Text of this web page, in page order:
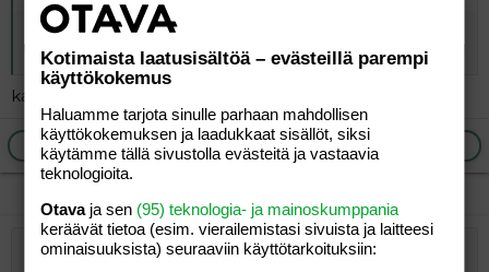
muakin kiinnostaa samainen tuote....aiotko kokeilla?
paljos olis tiputettavaa. mulla ois 20kg.
kaipa sitä täytyy kokeilla onko tehoa! =)
Ilmoita asiaton viesti
Lihavoitu
Kursivoitu
Laajennettuun editoriin…
Lista
Järjestetty lista
Laajennettuun editoriin…
Lisää hyperlinkki
Lisää kuva
HymiötLaajennettuun
Kumoa
Kotimaista laatusisältöä – evästeillä parempi
käyttökokemus
Haluamme tarjota sinulle parhaan mahdollisen
käyttökokemuksen ja laadukkaat sisällöt, siksi
käytämme tällä sivustolla evästeitä ja vastaavia
teknologioita.
Otavaja sen (95) teknologia- ja mainoskumppania
keräävät tietoa (esim. vierailemis­tasi sivuista ja laitteesi
ominaisuuk­sista) seuraaviin käyttötarkoituksiin: